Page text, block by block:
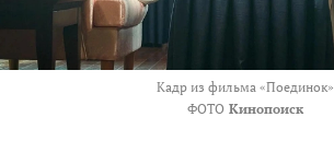
Кадр из фильма «Поединок»
ФОТО Кинопоиск